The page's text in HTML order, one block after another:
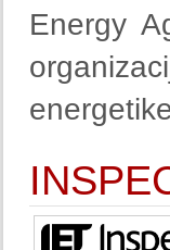
Energy